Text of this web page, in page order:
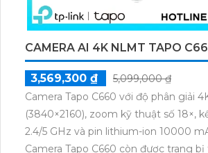
CAMERA AI 4K NLMT TAPO
3,569,300 ₫
5,099,000 ₫
Camera Tapo C660 với độ phân giải
(3840×2160), zoom kỹ thuật số 18×,
2.4/5 GHz và pin lithium-ion 10000
Camera Tapo C660 còn được trang